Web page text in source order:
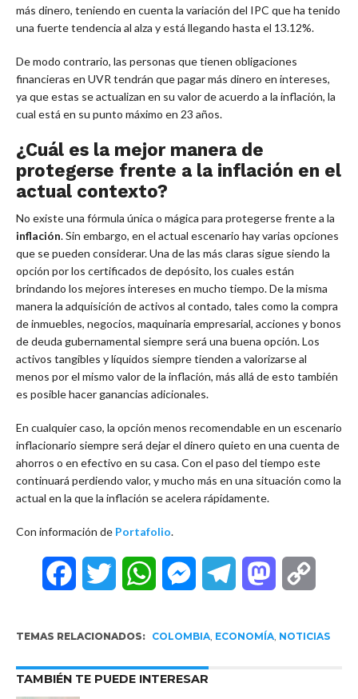
más dinero, teniendo en cuenta la variación del IPC que ha tenido
una fuerte tendencia al alza y está llegando hasta el 13.12%.
De modo contrario, las personas que tienen obligaciones
financieras en UVR tendrán que pagar más dinero en intereses,
ya que estas se actualizan en su valor de acuerdo a la inflación, la
cual está en su punto máximo en 23 años.
¿Cuál es la mejor manera de
protegerse frente a la inflación en el
actual contexto?
No existe una fórmula única o mágica para protegerse frente a la
inflación. Sin embargo, en el actual escenario hay varias opciones
que se pueden considerar. Una de las más claras sigue siendo la
opción por los certificados de depósito, los cuales están
brindando los mejores intereses en mucho tiempo. De la misma
manera la adquisición de activos al contado, tales como la compra
de inmuebles, negocios, maquinaria empresarial, acciones y bonos
de deuda gubernamental siempre será una buena opción. Los
activos tangibles y líquidos siempre tienden a valorizarse al
menos por el mismo valor de la inflación, más allá de esto también
es posible hacer ganancias adicionales.
En cualquier caso, la opción menos recomendable en un escenario
inflacionario siempre será dejar el dinero quieto en una cuenta de
ahorros o en efectivo en su casa. Con el paso del tiempo este
continuará perdiendo valor, y mucho más en una situación como la
actual en la que la inflación se acelera rápidamente.
Con información de Portafolio.
FacebookTwitter WhatsAppMessengerTelegramMastodon
TEMAS RELACIONADOS: COLOMBIA, ECONOMÍA, NOTICIAS
TAMBIÉN TE PUEDE INTERESAR